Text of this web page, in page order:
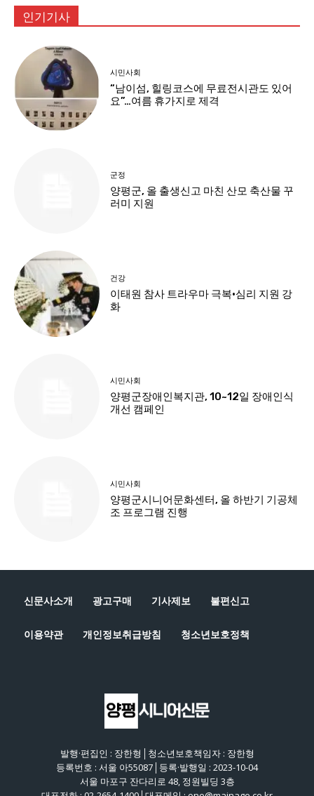
신문사소개 광고구매 기사제보 불편신고
이용약관 개인정보취급방침 청소년보호정책
발행·편집인 : 장한형│청소년보호책임자 : 장한형
등록번호 : 서울 아55087│등록·발행일 : 2023-10-04
서울 마포구 잔다리로 48, 정원빌딩 3층